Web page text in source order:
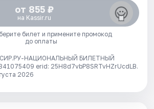
от 855 ₽
на Kassir.ru
билет и примените промокод
до оплаты
НАЦИОНАЛЬНЫЙ БИЛЕТНЫЙ
erid: 25H8d7vbP8SRTvHZrUcdLB.
2026